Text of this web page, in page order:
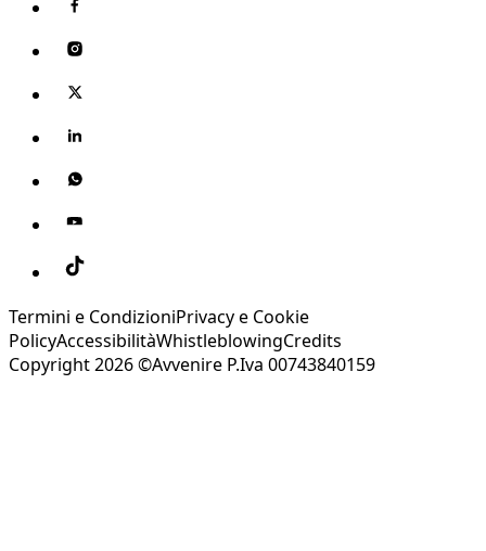
Termini e CondizioniPrivacy e Cookie
PolicyAccessibilitàWhistleblowingCredits
Copyright 2026 ©Avvenire P.Iva 00743840159